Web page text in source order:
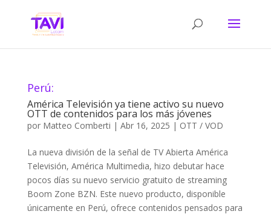
Perú:
América Televisión ya tiene activo su nuevo
OTT de contenidos para los más jóvenes
por Matteo Comberti | Abr 16, 2025 | OTT / VOD
La nueva división de la señal de TV Abierta América
Televisión, América Multimedia, hizo debutar hace
pocos días su nuevo servicio gratuito de streaming
Boom Zone BZN. Este nuevo producto, disponible
únicamente en Perú, ofrece contenidos pensados para